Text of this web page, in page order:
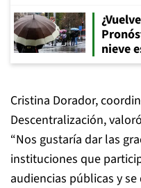
nieve
Cristina Dorador,
Descentralización,
“Nos gustaría dar las
instituciones que
audiencias públicas y